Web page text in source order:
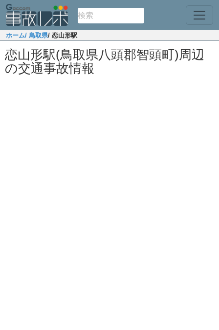
ホーム/ 鳥取県/ 恋山形駅
恋山形駅(鳥取県八頭郡智頭町)周辺
の交通事故情報